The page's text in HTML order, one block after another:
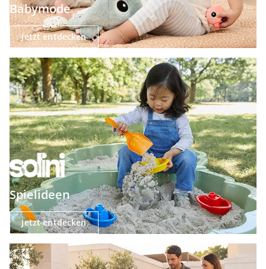
Babymode
Jetzt entdecken
Spielideen
Jetzt entdecken